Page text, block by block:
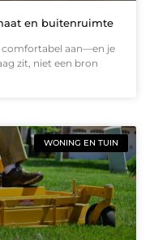
en buitenruimte
comfortabel aan—en je
zit, niet een bron
WONING EN TUIN